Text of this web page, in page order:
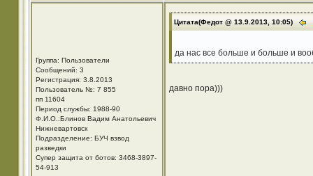
Группа: Пользователи
Сообщений: 3
Регистрация: 3.8.2013
Пользователь №: 7 855
пп 11604
Период службы: 1988-90
Ф.И.О.:Блинов Вадим Анатольевич
Нижневартовск
Подразделение: БУЧ взвод
разведки
Супер защита от ботов: 3468-3897-
54-913
Цитата(Федот @ 13.9.2013, 10:05)
да нас все больше и больше и
давно пора)))